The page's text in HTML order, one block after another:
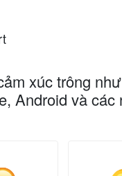
xúc trông
Android và các